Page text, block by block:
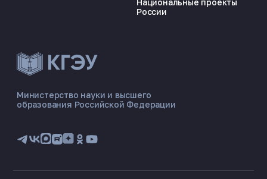
ЭНЕРГОКОД — ПОМОЩНИК КГЭУ
📋 Приёмная комиссия
🏠 Общежитие
Министерство науки и высшего
образования Российской Федерации
России